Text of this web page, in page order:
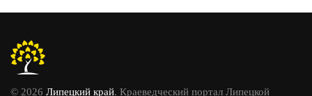
© 2026 Липецкий край. Краеведческий портал Липецкой